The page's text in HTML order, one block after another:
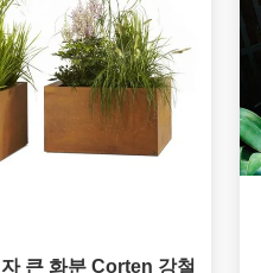
큰 화분 Corten 강철